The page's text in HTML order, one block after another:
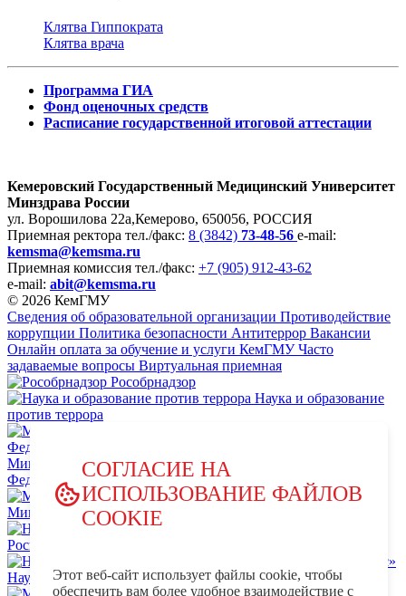
Клятва Гиппократа
Клятва врача
Программа ГИА
Фонд оценочных средств
Расписание государственной итоговой аттестации
Кемеровский Государственный Медицинский Университет
Минздрава России
ул. Ворошилова 22а,Кемерово, 650056, РОССИЯ
Приемная ректора тел./факс: 8 (3842) 73-48-56 e-mail:
kemsma@kemsma.ru
Приемная комиссия тел./факс: +7 (905) 912-43-62
e-mail: abit@kemsma.ru
© 2026 КемГМУ
Сведения об образовательной организации Противодействие
коррупции Политика безопасности Антитеррор Вакансии
Онлайн оплата за обучение и услуги КемГМУ Часто
задаваемые вопросы Виртуальная приемная
Рособрнадзор
Наука и образование
против террора
Министерство науки и высшего образования Российской
Федерации
Министерство просвещения Российской Федерации
НЦПТИ.РФ
Роспотребнадзор
Научно-образовательный центр мирового уровня «Кузбасс»
СОГЛАСИЕ НА
ИСПОЛЬЗОВАНИЕ ФАЙЛОВ
COOKIE
Этот веб-сайт использует файлы cookie, чтобы
обеспечить вам более удобное взаимодействие с